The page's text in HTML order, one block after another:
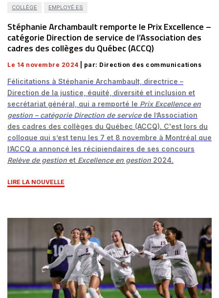
COLLÈGE EMPLOYÉ·ES
Stéphanie Archambault remporte le Prix Excellence –
catégorie Direction de service de l’Association des
cadres des collèges du Québec (ACCQ)
Le 14 novembre 2024 | par: Direction des communications
Félicitations à Stéphanie Archambault, directrice –
Direction de la justice, équité, diversité et inclusion et
secrétariat général, qui a remporté le Prix Excellence en
gestion – catégorie Direction de servicede l’Association
des cadres des collèges du Québec (ACCQ). C'est lors du
colloque qui s’est tenu les 7 et 8 novembre à Montréal que
l’ACCQ a annoncé les récipiendaires de ses concours
Relève de gestion et Excellence en gestion 2024.
LIRE LA NOUVELLE